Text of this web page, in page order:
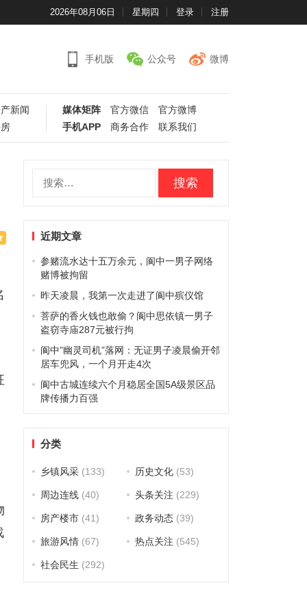
2026年08月06日 星期四 登录 注册
手机版 公众号 微博
新闻
媒体矩阵 官方微信
官方微博
手机APP
商务合作 联系我们
近期文章
参赌流水达十五万余元，阆中一男子网络
赌博被拘留
昨天凌晨，我第一次走进了阆中殡仪馆
菩萨的香火钱也敢偷？阆中思依镇一男子
盗窃寺庙287元被行拘
阆中”幽灵司机”落网：无证男子凌晨偷开邻
居车兜风，一个月开走4次
阆中古城连续六个月稳居全国5A级景区品
牌传播力百强
分类
乡镇风采(133) 历史文化(53)
周边连线(40) 头条关注 (229)
房产楼市(41) 政务动态(39)
旅游风情(67) 热点关注 (545)
社会民生 (292)